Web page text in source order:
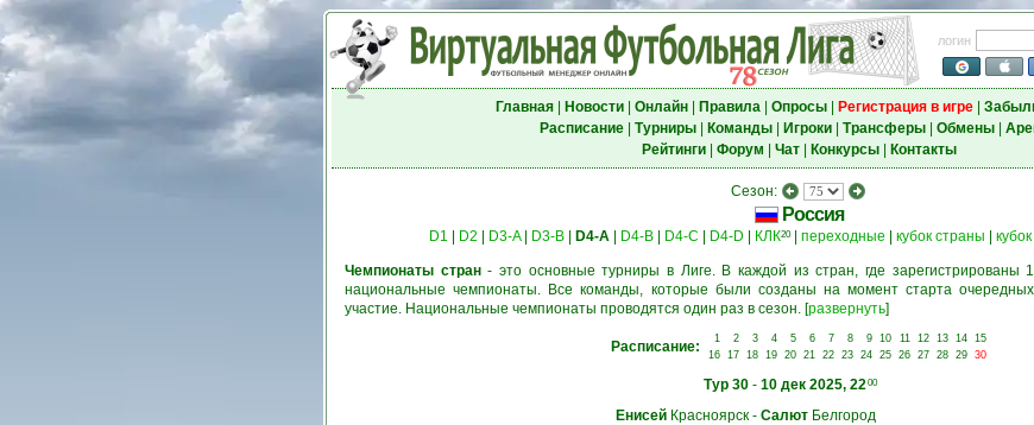
логин
Главная| Новости| Онлайн| Правила| Опросы| Регистрация в игре|
Расписание| Турниры| Команды| Игроки| Трансферы| Обмены|
Рейтинги| Форум Чат| Конкурсы| Контакты
Сезон:
Россия
D1 D2 D3-A| D3-B| D4-A| D4-B| D4-C D4-D КЛК20| переходные кубок страны
Чемпионаты стран- это основные турниры в Лиге. В каждой из стран, где зарегистрированы
национальные чемпионаты. Все команды, которые были созданы на момент старта
участие. Национальные чемпионаты проводятся один раз в сезон. [развернуть]
Расписание: 1 2 3 4 5 6 7 8 9 10 11 12 13 14
15
16
17 18 19 20 21 22 23 24 25 26 27 28 29 30
Тур 30- 10 дек 2025, 2200
ЕнисейКрасноярск- СалютБелгород